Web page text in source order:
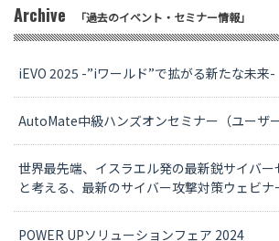
Archive 「過去のイベント・セミナー情報」
iEVO 2025 -”iワールド”で拡がる新たな未来-
AutoMate中級ハンズオンセミナー（ユーザ
世界最先端、イスラエル発の最新鋭サイバー
と考える、最新のサイバー攻撃対策ウェビナ
POWER UPソリューションフェア 2024